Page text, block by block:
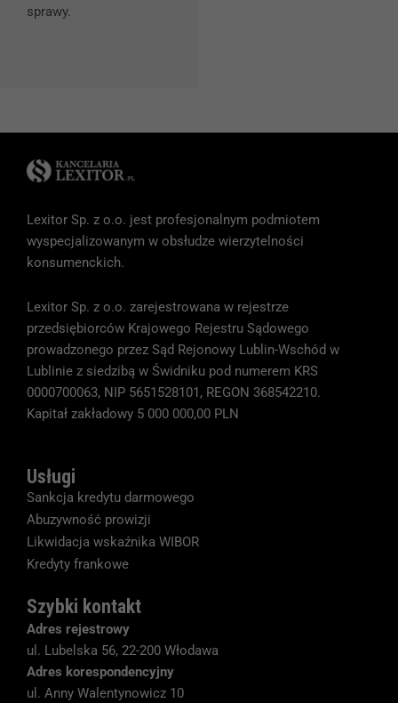
sprawy.
Lexitor Sp. z o.o. jest profesjonalnym podmiotem
wyspecjalizowanym w obsłudze wierzytelności
konsumenckich.
Lexitor Sp. z o.o. zarejestrowana w rejestrze
przedsiębiorców Krajowego Rejestru Sądowego
prowadzonego przez Sąd Rejonowy Lublin-Wschód w
Lublinie z siedzibą w Świdniku pod numerem KRS
0000700063, NIP 5651528101, REGON 368542210.
Kapitał zakładowy 5 000 000,00 PLN
Usługi
Sankcja kredytu darmowego
Abuzywność prowizji
Likwidacja wskaźnika WIBOR
Kredyty frankowe
Szybki kontakt
Adres rejestrowy
ul. Lubelska 56, 22-200 Włodawa
Adres korespondencyjny
ul. Anny Walentynowicz 10
i strukturę
strony
jest używana.
Doświadczenie
Aby nasza strona
internetowa
działała jak